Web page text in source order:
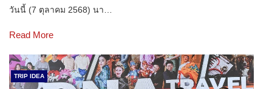
วันนี้ (7 ตุลาคม 2568) นา…
Read More
TRIP IDEA